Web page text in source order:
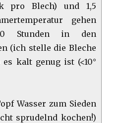
pro Blech) und 1,5
gehen
Stunden in den
(ich stelle die Bleche
kalt genug ist (<10°
Wasser zum Sieden
sprudelnd kochen!)